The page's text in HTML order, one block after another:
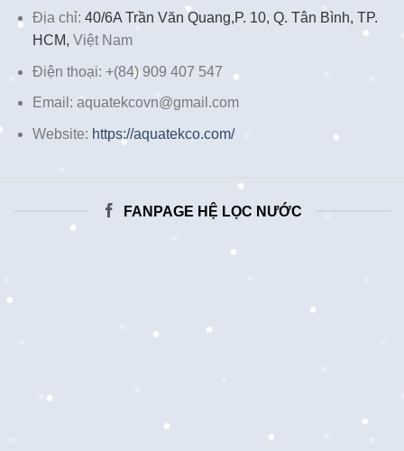
Địa chỉ: 40/6A Trần Văn Quang,P. 10, Q. Tân Bình, TP.
HCM, Việt Nam
Điện thoại: +(84) 909 407 547
Email: aquatekcovn@gmail.com
Website: https://aquatekco.com/
FANPAGE HỆ LỌC NƯỚC